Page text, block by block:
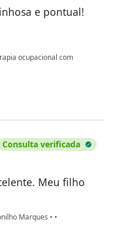
e pontual!
ocupacional com
Consulta verificada
Meu filho
Marques • •